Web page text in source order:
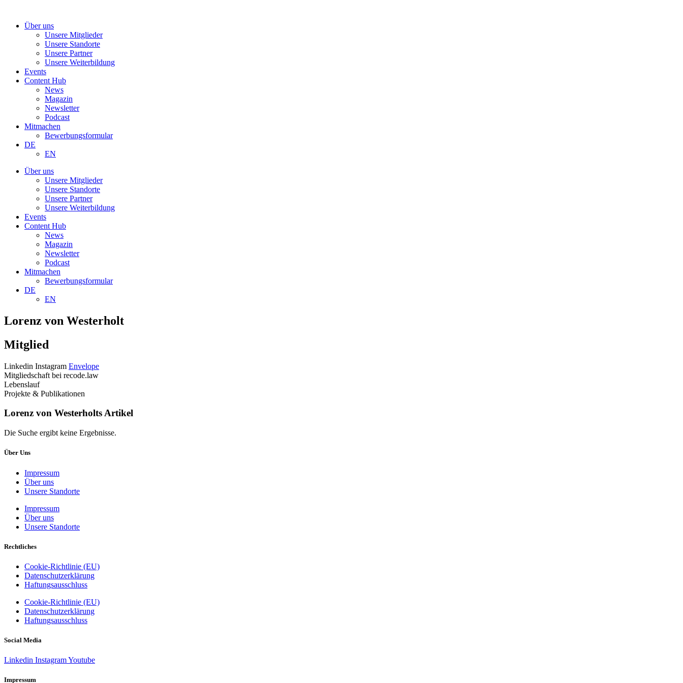
wechselnÜber uns
Unsere Mitglieder
Unsere Standorte
Unsere Partner
Unsere Weiterbildung
Events
Content Hub
News
Magazin
Newsletter
Podcast
Mitmachen
Bewerbungsformular
DE
EN
Über uns
Unsere Mitglieder
Unsere Standorte
Unsere Partner
Unsere Weiterbildung
Events
Content Hub
News
Magazin
Newsletter
Podcast
Mitmachen
Bewerbungsformular
DE
EN
Lorenz von Westerholt
Mitglied
Linkedin Instagram Envelope
Mitgliedschaft bei recode.law
Lebenslauf
Projekte & Publikationen
Lorenz von Westerholts Artikel
Die Suche ergibt keine Ergebnisse.
Über Uns
Impressum
Über uns
Unsere Standorte
Impressum
Über uns
Unsere Standorte
Rechtliches
Cookie-Richtlinie (EU)
Datenschutzerklärung
Haftungsausschluss
Cookie-Richtlinie (EU)
Datenschutzerklärung
Haftungsausschluss
Social Media
Linkedin InstagramYoutube
Impressum